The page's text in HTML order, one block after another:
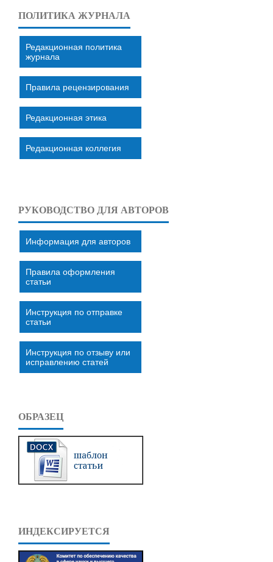
ПОЛИТИКА ЖУРНАЛА
Редакционная политика
журнала
Правила рецензирования
Редакционная этика
Редакционная коллегия
РУКОВОДСТВО ДЛЯ АВТОРОВ
Информация для авторов
Правила оформления
статьи
Инструкция по отправке
статьи
Инструкция по отзыву или
исправлению статей
ОБРАЗЕЦ
ИНДЕКСИРУЕТСЯ